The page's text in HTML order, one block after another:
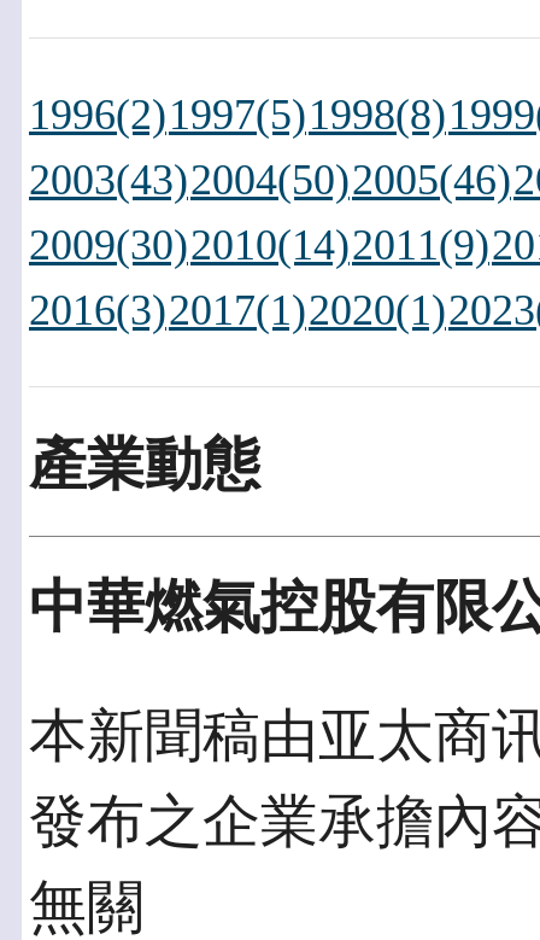
1996(2)1997(5)1998(8)
2003(43)2004(50)2005(46)
2009(30)2010(14)2011(9)
2016(3)2017(1)2020(1)
產業動態
中華燃氣控股有限
本新聞稿由亚太商
發布之企業承擔內
無關